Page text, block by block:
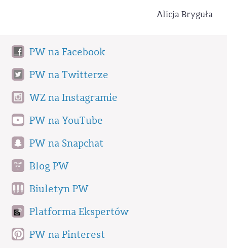
Alicja Bryguła
PW na Facebook
PW na Twitterze
WZ na Instagramie
PW na YouTube
PW na Snapchat
Blog PW
Biuletyn PW
Platforma Ekspertów
PW na Pinterest